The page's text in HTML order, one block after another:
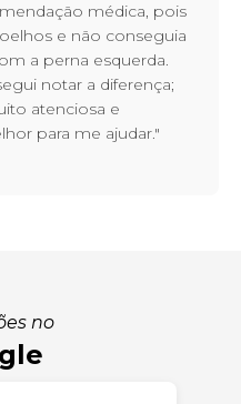
médica, pois
e não conseguia
a perna esquerda.
notar a diferença;
atenciosa e
para me ajudar."
no